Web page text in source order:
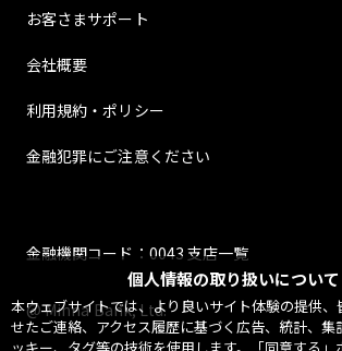
個人情報の取り扱いについて
本ウェブサイトでは、より良いサイト体験の提供、
せたご連絡、アクセス履歴に基づく広告、統計、集
お客さまサポート
会社概要
利用規約・ポリシー
金融犯罪にご注意ください
金融機関コード：0043 支店一覧
@ Minna Bank, Ltd.